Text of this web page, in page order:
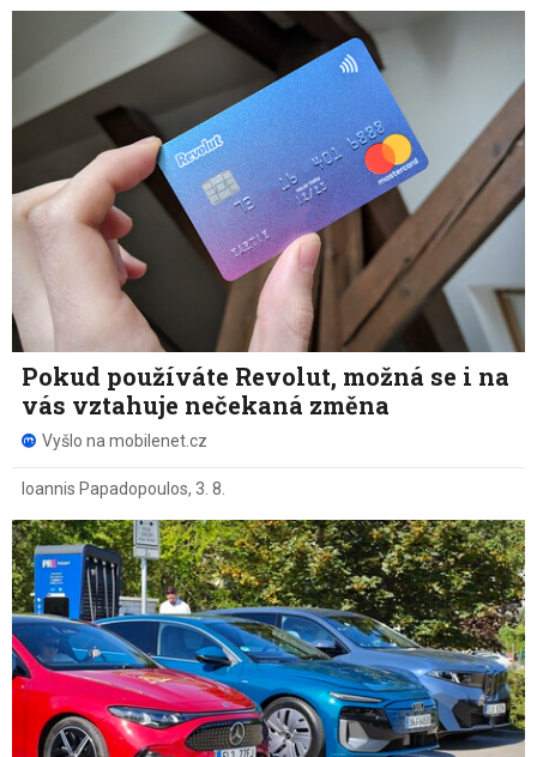
Pokud používáte Revolut, možná se i na
vás vztahuje nečekaná změna
Vyšlo na mobilenet.cz
Ioannis Papadopoulos, 3. 8.